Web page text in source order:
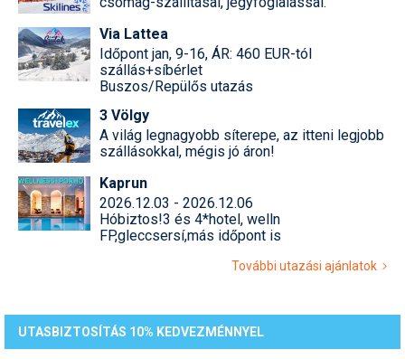
Via Lattea
Időpont jan, 9-16, ÁR: 460 EUR-tól
szállás+síbérlet
Buszos/Repülős utazás
3 Völgy
A világ legnagyobb síterepe, az itteni legjobb
szállásokkal, mégis jó áron!
Kaprun
2026.12.03 - 2026.12.06
Hóbiztos!3 és 4*hotel, welln
FP,gleccsersí,más időpont is
További utazási ajánlatok
UTASBIZTOSÍTÁS 10% KEDVEZMÉNNYEL